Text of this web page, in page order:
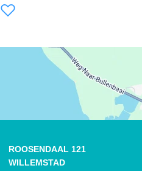
ROOSENDAAL 121
WILLEMSTAD
om later nog eens te